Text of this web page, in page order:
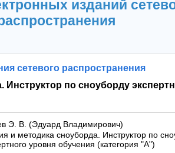
изданий
сетевого распространения
Инструктор по сноуборду
Э. В. (Эдуард Владимирович)
и методика сноуборда. Инструктор по
уровня обучения (категория "А")